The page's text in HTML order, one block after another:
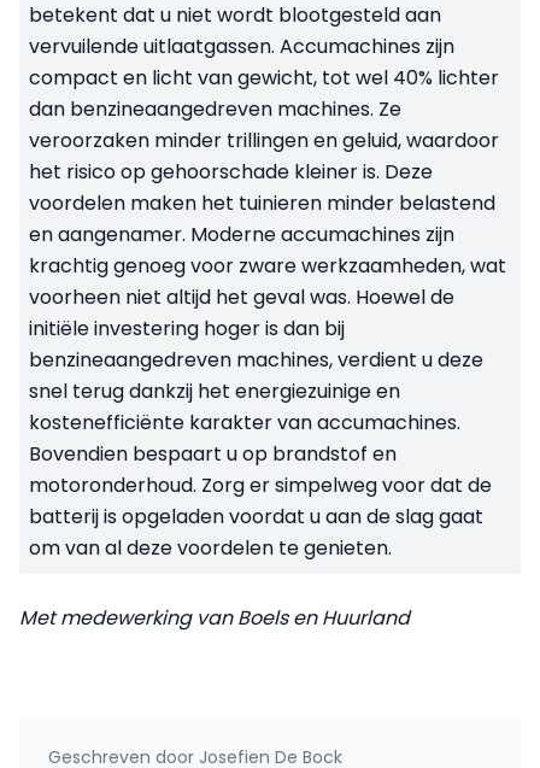
betekent dat u niet wordt blootgesteld aan
vervuilende uitlaatgassen. Accumachines zijn
compact en licht van gewicht, tot wel 40% lichter
dan benzineaangedreven machines. Ze
veroorzaken minder trillingen en geluid, waardoor
het risico op gehoorschade kleiner is. Deze
voordelen maken het tuinieren minder belastend
en aangenamer. Moderne accumachines zijn
krachtig genoeg voor zware werkzaamheden, wat
voorheen niet altijd het geval was. Hoewel de
initiële investering hoger is dan bij
benzineaangedreven machines, verdient u deze
snel terug dankzij het energiezuinige en
kostenefficiënte karakter van accumachines.
Bovendien bespaart u op brandstof en
motoronderhoud. Zorg er simpelweg voor dat de
batterij is opgeladen voordat u aan de slag gaat
om van al deze voordelen te genieten.
Met medewerking van Boels en Huurland
Geschreven door Josefien De Bock